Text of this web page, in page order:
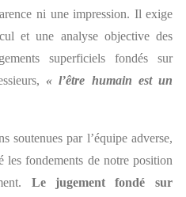
ni une impression. Il exige
et une analyse objective des
superficiels fondés sur
« l’être humain est un
soutenues par l’équipe adverse,
les fondements de notre position
Le jugement fondé sur